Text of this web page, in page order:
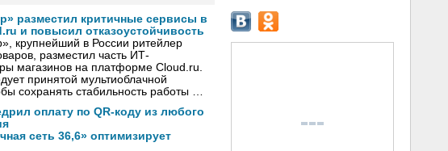
разместил критичные сервисы в
и повысил отказоустойчивость
крупнейший в России ритейлер
разместил часть ИТ-
магазинов на платформе Cloud.ru.
принятой мультиоблачной
сохранять стабильность работы …
оплату по QR-коду из любого
сеть 36,6» оптимизирует